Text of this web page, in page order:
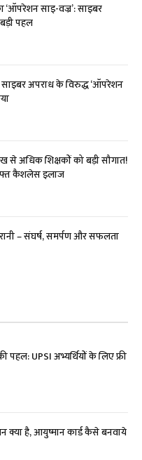
‘ऑपरेशन साइ-वज्र’: साइबर
पहल
साइबर अपराध के विरुद्ध ‘ऑपरेशन
से अधिक शिक्षकों को बड़ी सौगात!
कैशलेस इलाज
– संघर्ष, समर्पण और सफलता
पहल: UPSI अभ्यर्थियों के लिए फ्री
क्या है, आयुष्मान कार्ड कैसे बनवाये